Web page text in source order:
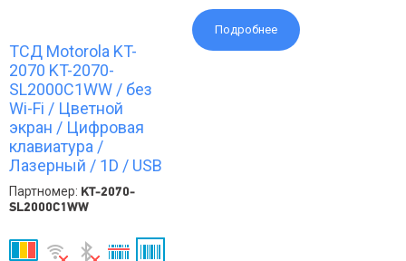
Подробнее
ТСД Motorola KT-
2070 KT-2070-
SL2000C1WW / без
Wi-Fi / Цветной
экран / Цифровая
клавиатура /
Лазерный / 1D / USB
Партномер: KT-2070-
SL2000C1WW